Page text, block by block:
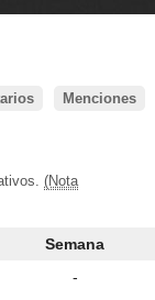
Menciones
(Nota
Semana
-